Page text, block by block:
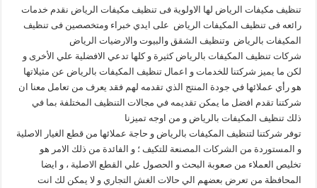
تنظيف مكيفات الرياض لها الاولوية فى تنظيف مكيفات الرياض نقدم خدمات
رائعه فى تنظيف المكيفات الرياض على ايدي خبراء ومتخصصين فى تنظيف
المكيفات بالرياض وتنظيف الشقق والبيوت والارضيات الرياض
شركات تنظيف المكيفات بالرياض كثيرة و كلها تدعي الافضلية علي الأخرى و
لكن ما يميز شركتنا للخدمات و اعمال تنظيف المكيفات بالرياض عن مثيلاتها
هو رأي عملائها في جودة المنتج الذي تقدمه لهم فقد يعرف من تعامل معنا ان
شركتنا تقدم افضل ما يمكن تقديمه في مجالات التنظيف المختلفة بما في
ذلك تنظيف المكيفات بالرياض و من اوجه تميزنا
توفر شركتنا لتنظيف المكيفات بالرياض و حاجة عملائها من قطع الغيار الاصلية
و المستوردة من الشركات المصنعة للتكيف ؛ و الفائدة من ذلك الامر هو
تخليص العملاء من صعوبة البحث و الحصول علي القطع الاصلية ، و ايضا
المحافظة من تعرض بعضهم الي حالات الغش التجاري و لا يمكن لك انت